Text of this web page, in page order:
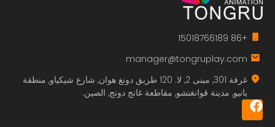
+86 15018766189
manager@tongruplay.com
غرفة 301, مبنى 2, لا. 120 طريق دونغ هوان, شارع شيكياو, منطقة
بانيو, مدينة قوانغتشو, مقاطعة غانج دونج, الصين.